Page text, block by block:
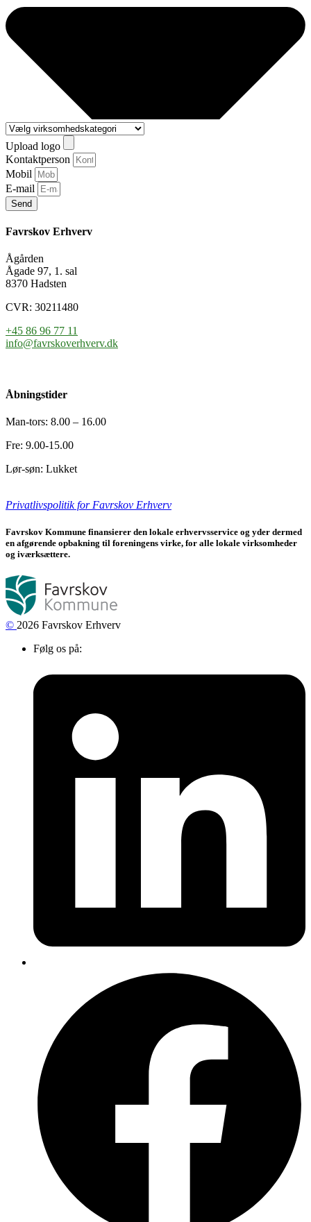
Upload logo
Kontaktperson
Mobil
E-mail
Send
Favrskov Erhverv
Ågården
Ågade 97, 1. sal
8370 Hadsten
CVR: 30211480
+45 86 96 77 11
info@favrskoverhverv.dk
Åbningstider
Man-tors: 8.00 – 16.00
Fre: 9.00-15.00
Lør-søn: Lukket
Privatlivspolitik for Favrskov Erhverv
Favrskov Kommune finansierer den lokale erhvervsservice og yder dermed
en afgørende opbakning til foreningens virke, for alle lokale virksomheder
og iværksættere.
© 2026 Favrskov Erhverv
Følg os på: